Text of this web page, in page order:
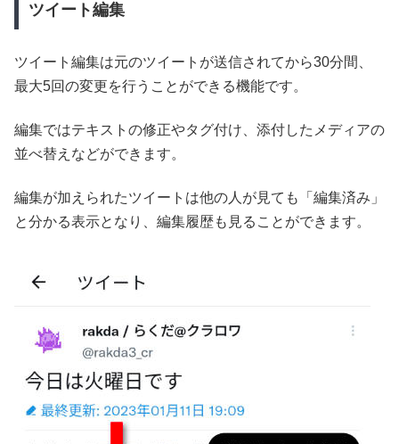
ツイート編集
ツイート編集は元のツイートが送信されてから30分間、
最大5回の変更を行うことができる機能です。
編集ではテキストの修正やタグ付け、添付したメディアの
並べ替えなどができます。
編集が加えられたツイートは他の人が見ても「編集済み」
と分かる表示となり、編集履歴も見ることができます。